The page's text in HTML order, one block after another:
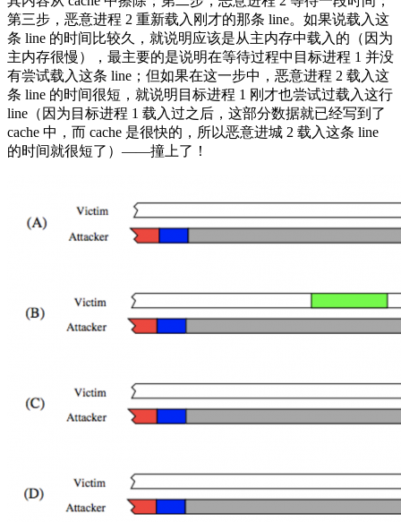
第三步，恶意进程 2 重新载入刚才的那条 line。如果说载入这
条 line 的时间比较久，就说明应该是从主内存中载入的（因为
主内存很慢），最主要的是说明在等待过程中目标进程 1 并没
有尝试载入这条 line；但如果在这一步中，恶意进程 2 载入这
条 line 的时间很短，就说明目标进程 1 刚才也尝试过载入这行
line（因为目标进程 1 载入过之后，这部分数据就已经写到了
cache 中，而 cache 是很快的，所以恶意进城 2 载入这条 line
的时间就很短了）——撞上了！